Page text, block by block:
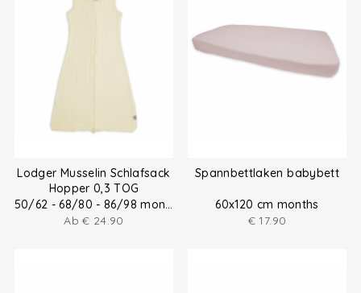
Lodger Musselin Schlafsack
Hopper 0,3 TOG
50/62 - 68/80 - 86/98 months
Ab€ 24.90
Spannbettlaken babybett
60x120 cm months
€ 17.90